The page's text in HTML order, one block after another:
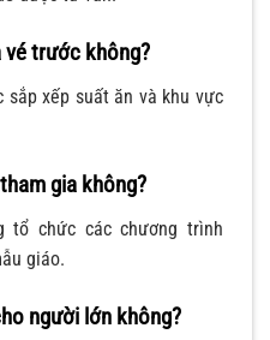
vé trước không?
xếp suất ăn và khu vực
gia không?
tổ chức các chương trình
giáo.
người lớn không?